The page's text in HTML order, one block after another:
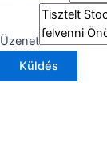
Üzenet
Küldés